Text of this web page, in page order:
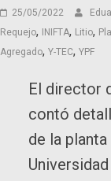
25/05/2022
Requejo, INIFTA, Litio,
Agregado, Y-TEC, YPF
El director
contó
de la